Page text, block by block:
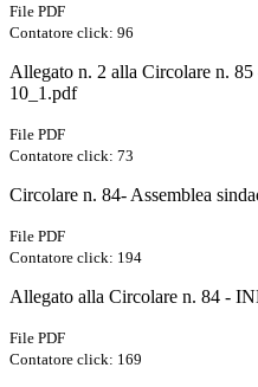
File PDF
Contatore click: 96
Allegato n. 2 alla Circolare n.
10_1.pdf
File PDF
Contatore click: 73
Circolare n. 84- Assemblea
File PDF
Contatore click: 194
Allegato alla Circolare n. 84 -
File PDF
Contatore click: 169